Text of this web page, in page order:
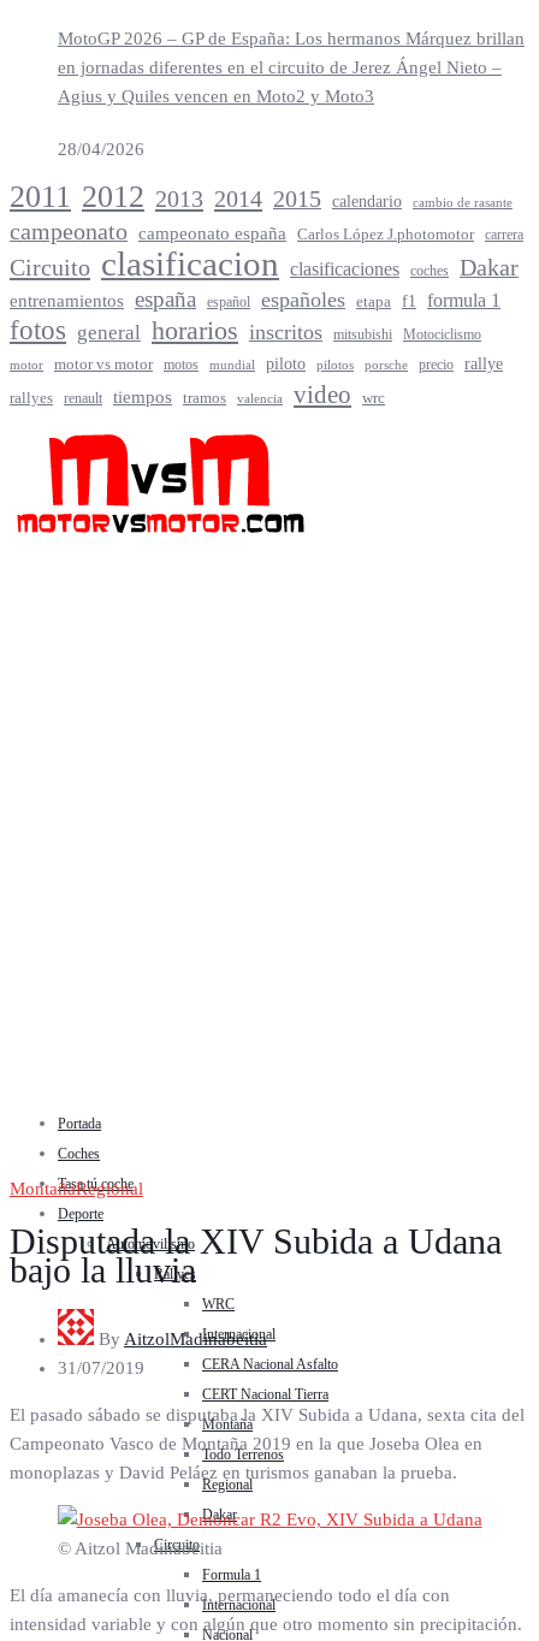
MotoGP 2026 – GP de España: Los hermanos Márquez brillan
en jornadas diferentes en el circuito de Jerez Ángel Nieto –
Agius y Quiles vencen en Moto2 y Moto3
28/04/2026
2011 2012 2013 2014 2015 calendario cambio de rasante
campeonato campeonato españa Carlos López J.photomotor carrera
Circuito clasificacion clasificaciones coches Dakar
entrenamientos españa español españoles etapa f1 formula 1
fotos general horarios inscritos mitsubishi Motociclismo
motor motor vs motor motos mundial piloto pilotos porsche precio rallye
rallyes renault tiempos tramos valencia video wrc
Portada
Coches
Tasa tú coche
Deporte
Automovilismo
Rallyes
WRC
Internacional
CERA Nacional Asfalto
CERT Nacional Tierra
Montaña
Todo Terrenos
Regional
Dakar
Circuito
Formula 1
Internacional
Nacional
MontañaRegional
Disputada la XIV Subida a Udana
bajo la lluvia
ByAitzolMadinabeitia
31/07/2019
El pasado sábado se disputaba la XIV Subida a Udana, sexta cita del
Campeonato Vasco de Montaña 2019 en la que Joseba Olea en
monoplazas y David Peláez en turismos ganaban la prueba.
© Aitzol Madinabeitia
El día amanecía con lluvia, permaneciendo todo el día con
intensidad variable y con algún que otro momento sin precipitación.